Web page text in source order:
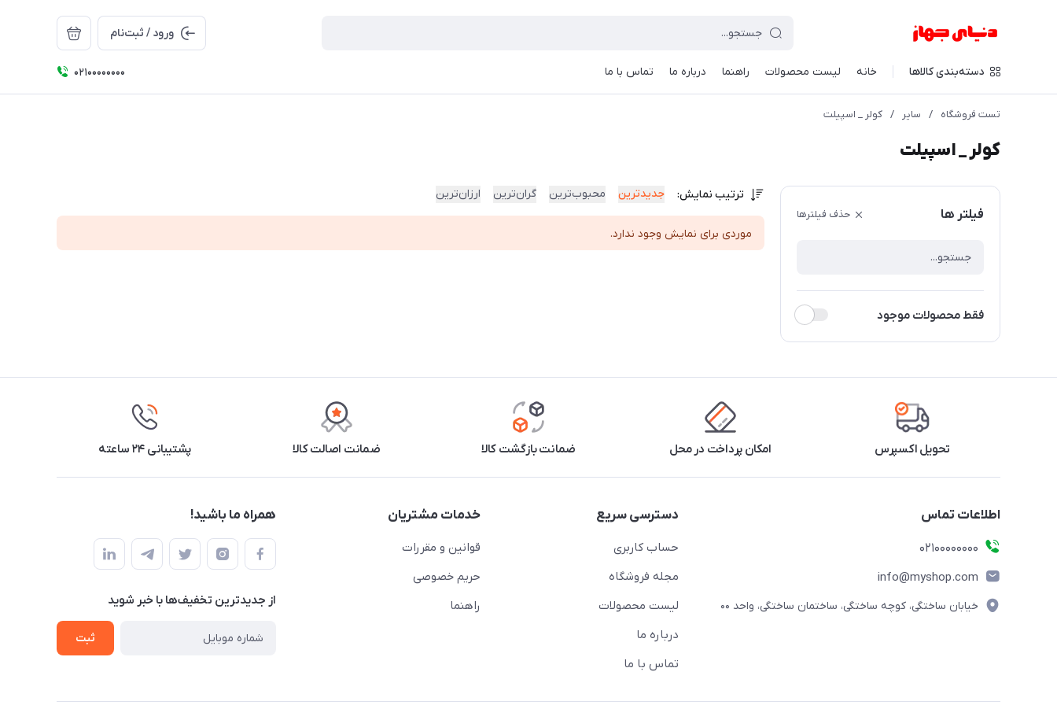
ورود / ثبت‌نام
دسته‌بندی کالاها خانه لیست محصولات راهنما درباره ما تماس با ما ۰۲۱۰۰۰۰۰۰۰۰
تست فروشگاه / سایر / کولر _ اسپیلت
کولر _ اسپیلت
فیلتر ها حذف فیلترها
فقط محصولات موجود
ترتیب نمایش: جدیدترین محبوب‌ترین گران‌ترین ارزان‌ترین
موردی برای نمایش وجود ندارد.
تحویل اکسپرس امکان پرداخت در محل ضمانت بازگشت کالا ضمانت اصالت کالا پشتیبانی ۲۴ ساعته
اطلاعات تماس
۰۲۱۰۰۰۰۰۰۰۰
info@myshop.com
خیابان ساختگی، کوچه ساختگی، ساختمان ساختگی، واحد ۰۰
دسترسی سریع
حساب کاربری
مجله فروشگاه
لیست محصولات
درباره ما
تماس با ما
خدمات مشتریان
قوانین و مقررات
حریم خصوصی
راهنما
همراه ما باشید!
از جدید‌ترین تخفیف‌ها با‌ خبر شوید
ثبت